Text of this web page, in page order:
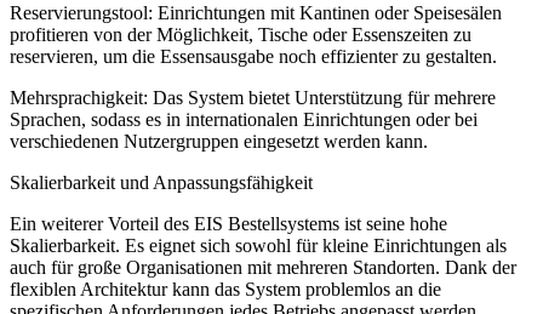
Reservierungstool: Einrichtungen mit Kantinen oder Speisesälen
profitieren von der Möglichkeit, Tische oder Essenszeiten zu
reservieren, um die Essensausgabe noch effizienter zu gestalten.
Mehrsprachigkeit: Das System bietet Unterstützung für mehrere
Sprachen, sodass es in internationalen Einrichtungen oder bei
verschiedenen Nutzergruppen eingesetzt werden kann.
Skalierbarkeit und Anpassungsfähigkeit
Ein weiterer Vorteil des EIS Bestellsystems ist seine hohe
Skalierbarkeit. Es eignet sich sowohl für kleine Einrichtungen als
auch für große Organisationen mit mehreren Standorten. Dank der
flexiblen Architektur kann das System problemlos an die